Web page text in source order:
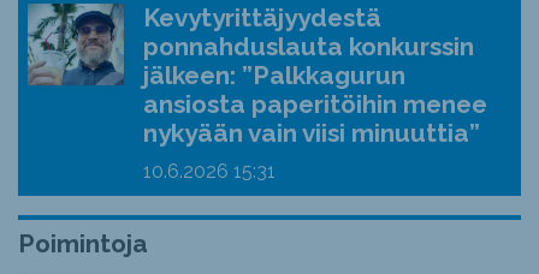
Kevytyrittäjyydestä
ponnahduslauta konkurssin
jälkeen: ”Palkkagurun
ansiosta paperitöihin menee
nykyään vain viisi minuuttia”
10.6.2026 15:31
Poimintoja